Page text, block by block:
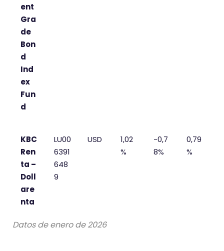
ent
Gra
de
Bon
d
Ind
ex
Fun
d
KBC
Ren
ta –
Doll
are
nta
LU00
6391
648
9
USD
1,02
%
-0,7
8%
0,79
%
Datos de enero de 2026